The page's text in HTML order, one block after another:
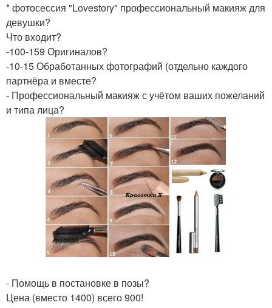
* фотосессия "Lovestory" профессиональный макияж для
девушки?
Что входит?
-100-159 Оригиналов?
-10-15 Обработанных фотографий (отдельно каждого
партнёра и вместе?
- Профессиональный макияж с учётом ваших пожеланий
и типа лица?
- Помощь в постановке в позы?
Цена (вместо 1400) всего 900!